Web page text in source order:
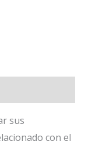
sus
con el